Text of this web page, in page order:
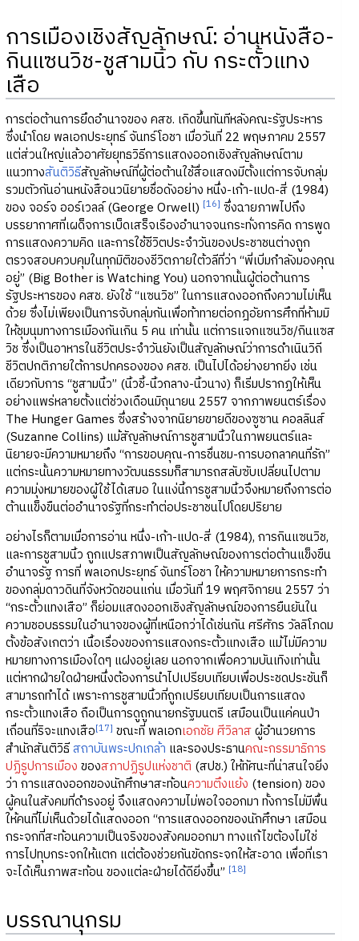
การเมืองเชิงสัญลักษณ์: อ่านหนังสือ-
กินแซนวิช-ชูสามนิ้ว กับ กระตั้วแทง
เสือ
การต่อต้านการยึดอำนาจของ คสช. เกิดขึ้นทันทีหลังคณะรัฐประหาร
ซึ่งนำโดย พลเอกประยุทธ์ จันทร์โอชา เมื่อวันที่ 22 พฤษภาคม 2557
แต่ส่วนใหญ่แล้วอาศัยยุทธวิธีการแสดงออกเชิงสัญลักษณ์ตาม
แนวทางสันติวิธีสัญลักษณ์ที่ผู้ต่อต้านใช้สื่อแสดงมีตั้งแต่การจับกลุ่ม
รวมตัวกันอ่านหนังสือนวนิยายชื่อดังอย่าง หนึ่ง-เก้า-แปด-สี่ (1984)
ของ จอร์จ ออร์เวลล์ (George Orwell) [16] ซึ่งฉายภาพไปถึง
บรรยากาศที่เผด็จการเบ็ดเสร็จเรืองอำนาจจนกระทั่งการคิด การพูด
การแสดงความคิด และการใช้ชีวิตประจำวันของประชาชนต่างถูก
ตรวจสอบควบคุมในทุกมิติของชีวิตภายใต้วลีที่ว่า “พี่เบิ่มกำลังมองคุณ
อยู่” (Big Bother is Watching You) นอกจากนั้นผู้ต่อต้านการ
รัฐประหารของ คสช. ยังใช้ “แซนวิช” ในการแสดงออกถึงความไม่เห็น
ด้วย ซึ่งไม่เพียงเป็นการจับกลุ่มกันเพื่อท้าทายต่อกฎอัยการศึกที่ห้ามมิ
ให้ชุมนุมทางการเมืองกันเกิน 5 คน เท่านั้น แต่การแจกแซนวิช/กินแซส
วิช ซึ่งเป็นอาหารในชีวิตประจำวันยังเป็นสัญลักษณ์ว่าการดำเนินวิถี
ชีวิตปกติภายใต้การปกครองของ คสช. เป็นไปได้อย่างยากยิ่ง เช่น
เดียวกับการ “ชูสามนิ้ว” (นิ้วชี้-นิ้วกลาง-นิ้วนาง) ก็เริ่มปรากฏให้เห็น
อย่างแพร่หลายตั้งแต่ช่วงเดือนมิถุนายน 2557 จากภาพยนตร์เรื่อง
The Hunger Games ซึ่งสร้างจากนิยายขายดีของซูซาน คอลลินส์
(Suzanne Collins) แม้สัญลักษณ์การชูสามนิ้วในภาพยนตร์และ
นิยายจะมีความหมายถึง “การขอบคุณ-การชื่นชม-การบอกลาคนที่รัก”
แต่กระนั้นความหมายทางวัฒนธรรมก็สามารถสลับซับเปลี่ยนไปตาม
ความมุ่งหมายของผู้ใช้ได้เสมอ ในแง่นี้การชูสามนิ้วจึงหมายถึงการต่อ
ต้านแข็งขืนต่ออำนาจรัฐที่กระทำต่อประชาชนไปโดยปริยาย
อย่างไรก็ตามเมื่อการอ่าน หนึ่ง-เก้า-แปด-สี่ (1984), การกินแซนวิช,
และการชูสามนิ้ว ถูกแปรสภาพเป็นสัญลักษณ์ของการต่อต้านแข็งขืน
อำนาจรัฐ การที่ พลเอกประยุทธ์ จันทร์โอชา ให้ความหมายการกระทำ
ของกลุ่มดาวดินที่จังหวัดขอนแก่น เมื่อวันที่ 19 พฤศจิกายน 2557 ว่า
“กระตั้วแทงเสือ” ก็ย่อมแสดงออกเชิงสัญลักษณ์ของการยืนยันใน
ความชอบธรรมในอำนาจของผู้ที่เหนือกว่าได้เช่นกัน ศรีศักร วัลลิโภดม
ตั้งข้อสังเกตว่า เนื้อเรื่องของการแสดงกระตั้วแทงเสือ แม้ไม่มีความ
หมายทางการเมืองใดๆ แฝงอยู่เลย นอกจากเพื่อความบันเทิงเท่านั้น
แต่หากฝ่ายใดฝ่ายหนึ่งต้องการนำไปเปรียบเทียบเพื่อประชดประชันก็
สามารถทำได้ เพราะการชูสามนิ้วที่ถูกเปรียบเทียบเป็นการแสดง
กระตั้วแทงเสือ ถือเป็นการดูถูกนายกรัฐมนตรี เสมือนเป็นแค่คนป่า
เถื่อนที่ริจะแทงเสือ[17] ขณะที่ พลเอกเอกชัย ศีวิลาสผู้อำนวยการ
สำนักสันติวิธีสถาบันพระปกเกล้า และรองประธานคณะกรรมาธิการ
ปฏิรูปการเมือง ของสภาปฏิรูปแห่งชาติ (สปช.) ให้ทัศนะที่น่าสนใจยิ่ง
ว่า การแสดงออกของนักศึกษาสะท้อนความตึงแย้ง (tension) ของ
ผู้คนในสังคมที่ดำรงอยู่ จึงแสดงความไม่พอใจออกมา ทั้งการไม่มีพื้น
ให้คนที่ไม่เห็นด้วยได้แสดงออก “การแสดงออกของนักศึกษา เสมือน
กระจกที่สะท้อนความเป็นจริงของสังคมออกมา ทางแก้ไขต้องไม่ใช่
การไปทุบกระจกให้แตก แต่ต้องช่วยกันขัดกระจกให้สะอาด เพื่อที่เรา
จะได้เห็นภาพสะท้อน ของแต่ละฝ่ายได้ดียิ่งขึ้น” [18]
บรรณานุกรม